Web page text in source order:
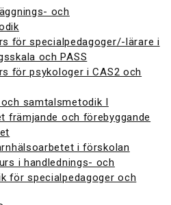
och
för specialpedagoger/-lärare i
och PASS
för psykologer i CAS2 och
samtalsmetodik I
främjande och förebyggande
i förskolan
i handlednings- och
för specialpedagoger och